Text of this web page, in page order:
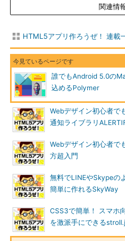
関連情
HTML5アプリ作ろうぜ！ 連載
誰でもAndroid 5.0の
込めるPolymer
Webデザイン初心者で
通知ライブラリ
Webデザイン初心者で
方超入門
無料でLINEやSkypeの
簡単に作れるSkyWay
CSS3で簡単！ スマホ
を激派手にできる